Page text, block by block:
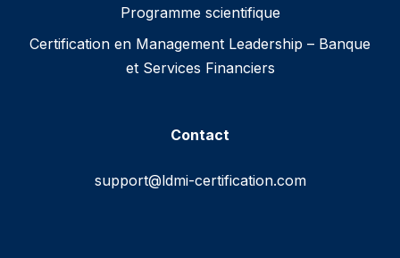
Programme scientifique
Certification en Management Leadership – Banque
et Services Financiers
Contact
support@ldmi-certification.com